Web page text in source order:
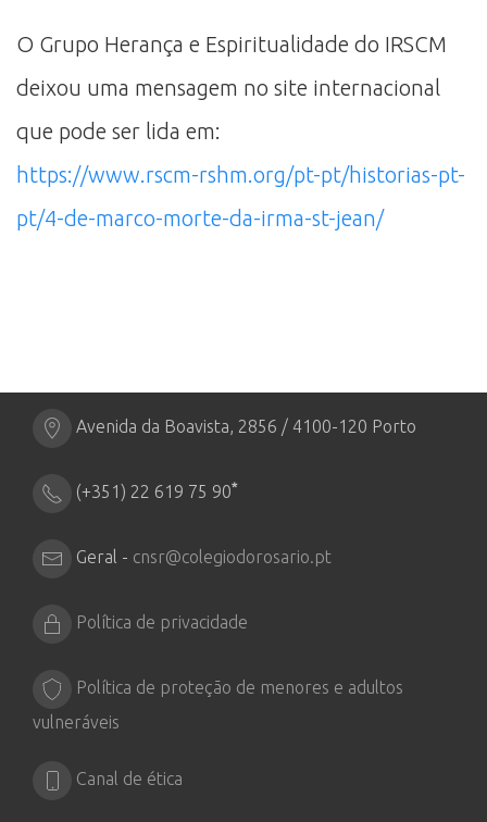
O Grupo Herança e Espiritualidade do IRSCM
deixou uma mensagem no site internacional
que pode ser lida em:
https://www.rscm-rshm.org/pt-pt/historias-pt-
pt/4-de-marco-morte-da-irma-st-jean/
Avenida da Boavista, 2856 / 4100-120 Porto
(+351) 22 619 75 90*
Geral - cnsr@colegiodorosario.pt
Política de privacidade
Política de proteção de menores e adultos
vulneráveis
Canal de ética